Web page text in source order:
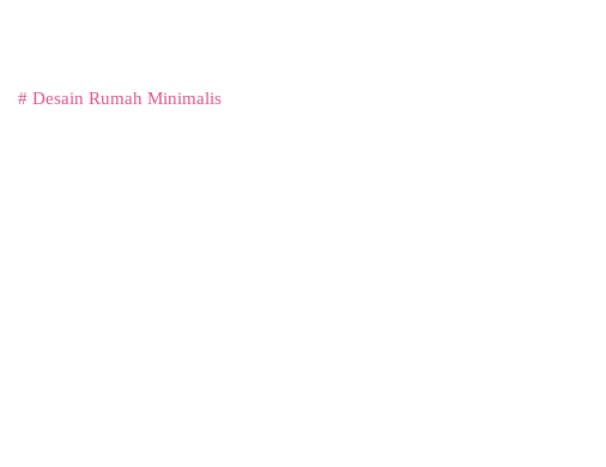
# Desain Rumah Minimalis